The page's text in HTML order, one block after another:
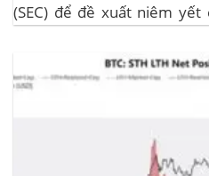
(SEC) để đề xuất niêm
trình xem xét chính thức